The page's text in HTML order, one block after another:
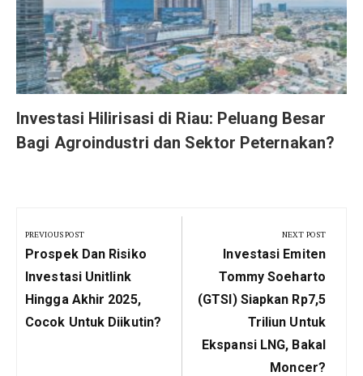
Investasi Hilirisasi di Riau: Peluang Besar
Bagi Agroindustri dan Sektor Peternakan?
pos
PREVIOUS POST
Previous
Post:
Prospek Dan Risiko
Investasi Unitlink
Hingga Akhir 2025,
Cocok Untuk Diikutin?
NEXT POST
Next
Post:
Investasi Emiten
Tommy Soeharto
(GTSI) Siapkan Rp7,5
Triliun Untuk
Ekspansi LNG, Bakal
Moncer?